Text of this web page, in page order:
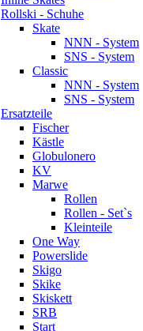
Rollski - Schuhe
Skate
NNN - System
SNS - System
Classic
NNN - System
SNS - System
Ersatzteile
Fischer
Kästle
Globulonero
KV
Marwe
Rollen
Rollen - Set`s
Kleinteile
One Way
Powerslide
Skigo
Skike
Skiskett
SRB
Start